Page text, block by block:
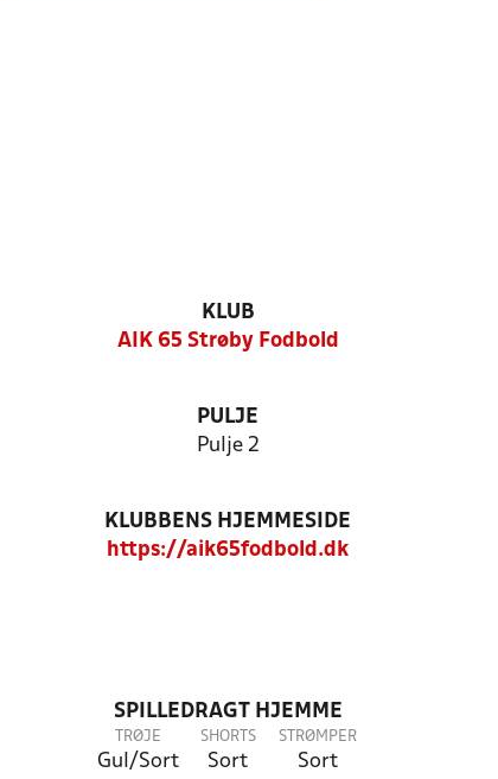
KLUB
AIK 65 Strøby Fodbold
PULJE
Pulje 2
KLUBBENS HJEMMESIDE
https://aik65fodbold.dk
SPILLEDRAGT HJEMME
TRØJE
Gul/Sort
SHORTS
Sort
STRØMPER
Sort